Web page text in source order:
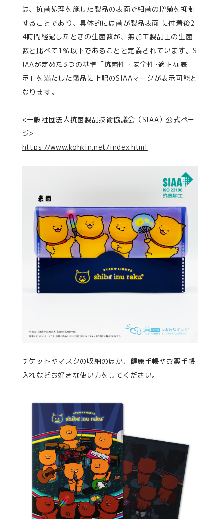
は、抗菌処理を施した製品の表面で細菌の増殖を抑制
することであり、具体的には菌が製品表面 に付着後2
4時間経過したときの生菌数が、無加工製品上の生菌
数と比べて1％以下であることと定義されています。S
IAAが定めた3つの基準「抗菌性・安全性･適正な表
示」を満たした製品に上記のSIAAマークが表示可能と
なります。
<一般社団法人抗菌製品技術協議会（SIAA）公式ペー
ジ>
https://www.kohkin.net/index.html
チケットやマスクの収納のほか、健康手帳やお薬手帳
入れなどお好きな使い方をしてください。